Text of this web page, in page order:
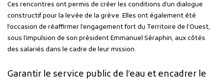
Ces rencontres ont permis de créer les conditions d’un dialogue
constructif pour la levée de la grève. Elles ont également été
l’occasion de réaffirmer l’engagement fort du Territoire de l’Ouest,
sous l’impulsion de son président Emmanuel Séraphin, aux côtés
des salariés dans le cadre de leur mission.
Garantir le service public de l’eau et encadrer le